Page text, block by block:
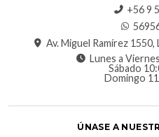
‪+56 9
Av. Miguel Ramírez 1550,
Lunes a
Sábado
Domingo
ÚNASE A